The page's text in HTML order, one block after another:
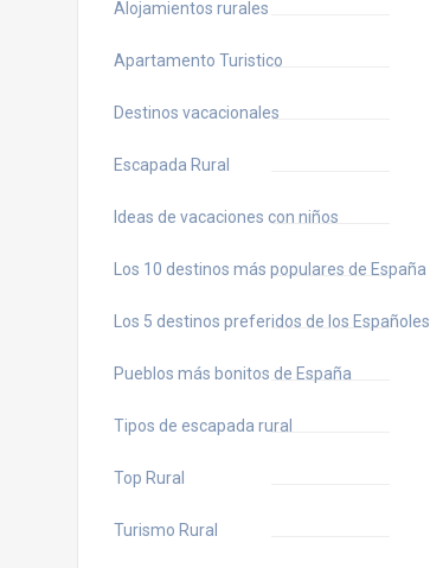
Alojamientos rurales
Apartamento Turistico
Destinos vacacionales
Escapada Rural
Ideas de vacaciones con niños
Los 10 destinos más populares de España
Los 5 destinos preferidos de los Españoles
Pueblos más bonitos de España
Tipos de escapada rural
Top Rural
Turismo Rural